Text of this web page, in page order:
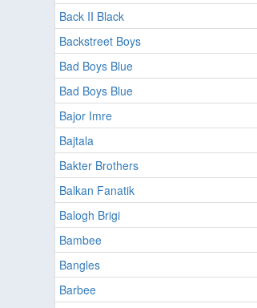
Back II Black
Backstreet Boys
Bad Boys Blue
Bad Boys Blue
Bajor Imre
Bajtala
Bakter Brothers
Balkan Fanatik
Balogh Brigi
Bambee
Bangles
Barbee